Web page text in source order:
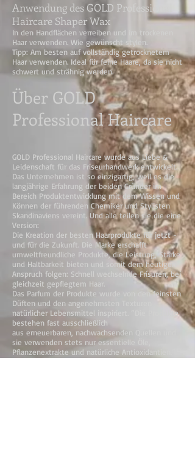
Anwendung des GOLD Professional
Haircare Shaper Wax
In den Handflächen verreiben und im trockenen
Haar verwenden. Wie gewünscht stylen.
Tipp: Am besten auf vollständig getrocknetem
Haar verwenden. Ideal für feine Haare, da sie nicht
schwert und strähnig werden.
Über GOLD
Professional Haircare
GOLD Professional Haircare wurde aus Liebe &
Leidenschaft für das Friseurhandwerk entwickelt.
Das Unternehmen ist so einzigartig, weil es die
langjährige Erfahrung der beiden Gründer im
Bereich Produktentwicklung mit dem Wissen und
Können der führenden Chemiker und Stylisten
Skandinaviens vereint. Und alle teilen sie die eine
Version:
Die Kreation der besten Haarprodukte für jetzt -
und für die Zukunft. Die Marke erschafft
umweltfreundliche Produkte, die Leistung, Stärke
und Haltbarkeit bieten und somit dem heutigen
Anspruch folgen: Schnell wechselnde Frisuren, bei
gleichzeit gepflegtem Haar.
Das Parfum der Produkte wurde von den feinsten
Düften und den angenehmsten Texturen
natürlicher Lebensmittel inspiriert. ”Die Produkte
bestehen fast ausschließlich
aus erneuerbaren, nachwachsenden Quellen und
sie verwenden stets nur essentielle Öle,
Pflanzenextrakte und natürliche Antioxidantien.”